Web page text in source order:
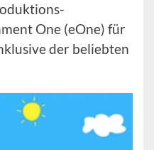
One (eOne) für
der beliebten